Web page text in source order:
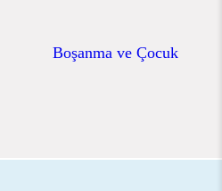
Boşanma ve Çocuk